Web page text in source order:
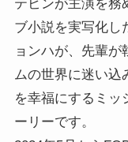
テビンが主演を務
ブ小説を実写化し
ョンハが、先輩
ムの世界に迷い込
を幸福にするミッ
ーリーです。